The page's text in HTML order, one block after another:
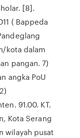
[8].
( Bappeda
kota dalam
pangan. 7)
angka PoU
91.00. KT.
Kota Serang
wilayah pusat